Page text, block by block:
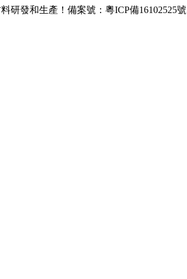
研發和生產！ 備案號：粵ICP備16102525號